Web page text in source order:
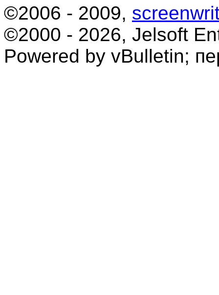
©2006 - 2009,
©2000 - 2026, Jelsoft
Powered by vBulletin;